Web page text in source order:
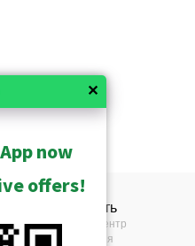
Нажать
Прес-центр
События
✕
now
offers!